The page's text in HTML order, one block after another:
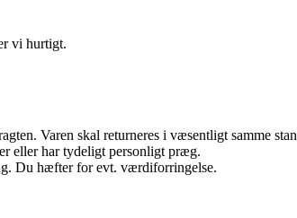
vi hurtigt.
Varen skal returneres i væsentligt samme
eller har tydeligt personligt præg.
Du hæfter for evt. værdiforringelse.